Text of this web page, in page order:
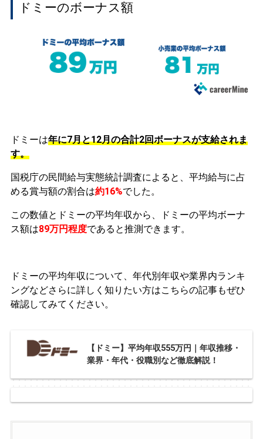
ドミーのボーナス額
ドミーは年に7月と12月の合計2回ボーナスが支給されま
す。
国税庁の民間給与実態統計調査によると、平均給与に占
める賞与額の割合は約16%でした。
この数値とドミーの平均年収から、ドミーの平均ボーナ
ス額は89万円程度であると推測できます。
ドミーの平均年収について、年代別年収や業界内ランキ
ングなどさらに詳しく知りたい方はこちらの記事もぜひ
確認してみてください。
【ドミー】平均年収555万円｜年収推移・
業界・年代・役職別など徹底解説！